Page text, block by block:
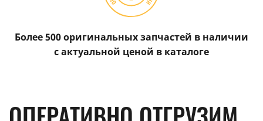
Более 500 оригинальных запчастей в наличии
с актуальной ценой в каталоге